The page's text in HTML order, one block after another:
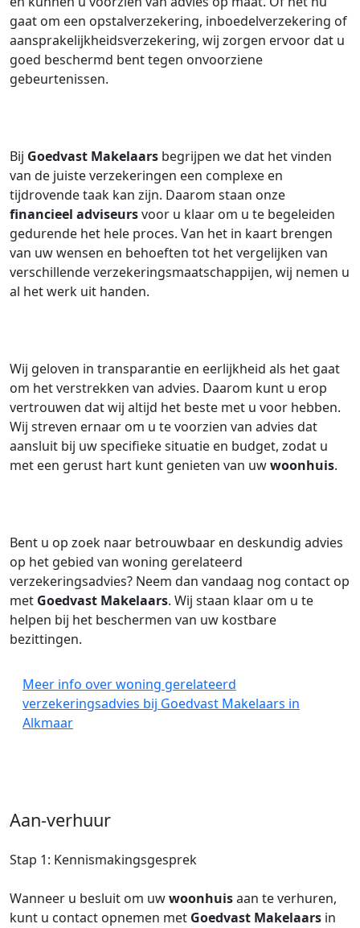
gaat om een opstalverzekering, inboedelverzekering of
aansprakelijkheidsverzekering, wij zorgen ervoor dat u
goed beschermd bent tegen onvoorziene
gebeurtenissen.
Bij Goedvast Makelaars begrijpen we dat het vinden
van de juiste verzekeringen een complexe en
tijdrovende taak kan zijn. Daarom staan onze
financieel adviseursvoor u klaar om u te begeleiden
gedurende het hele proces. Van het in kaart brengen
van uw wensen en behoeften tot het vergelijken van
verschillende verzekeringsmaatschappijen, wij nemen u
al het werk uit handen.
Wij geloven in transparantie en eerlijkheid als het gaat
om het verstrekken van advies. Daarom kunt u erop
vertrouwen dat wij altijd het beste met u voor hebben.
Wij streven ernaar om u te voorzien van advies dat
aansluit bij uw specifieke situatie en budget, zodat u
met een gerust hart kunt genieten van uwwoonhuis.
Bent u op zoek naar betrouwbaar en deskundig advies
op het gebied van woning gerelateerd
verzekeringsadvies? Neem dan vandaag nog contact op
met Goedvast Makelaars. Wij staan klaar om u te
helpen bij het beschermen van uw kostbare
bezittingen.
Meer info over woning gerelateerd
verzekeringsadvies bij Goedvast Makelaars in
Alkmaar
Aan-verhuur
Stap 1: Kennismakingsgesprek
Wanneer u besluit om uwwoonhuisaan te verhuren,
kunt u contact opnemen met Goedvast Makelaars in